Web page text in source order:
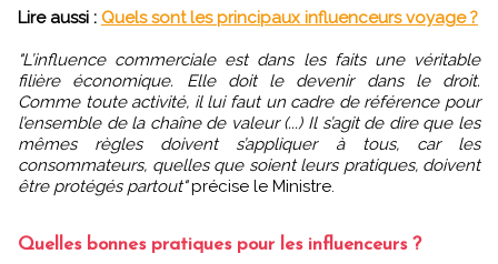
Lire aussi : Quels sont les principaux influenceurs voyage ?
"L’influence commerciale est dans les faits une véritable
filière économique. Elle doit le devenir dans le droit.
Comme toute activité, il lui faut un cadre de référence pour
l’ensemble de la chaîne de valeur (...) Il s’agit de dire que les
mêmes règles doivent s’appliquer à tous, car les
consommateurs, quelles que soient leurs pratiques, doivent
être protégés partout"précise le Ministre.
Quelles bonnes pratiques pour les influenceurs ?